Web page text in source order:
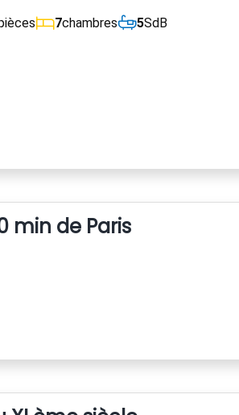
7chambres 5SdB
min de Paris